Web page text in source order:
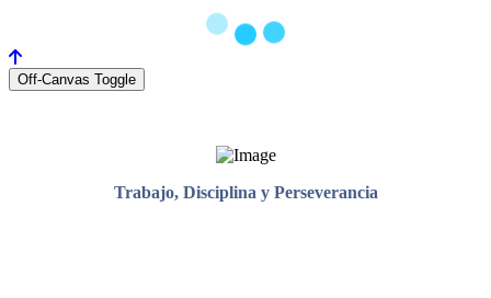
Off-Canvas Toggle
Trabajo, Disciplina y Perseverancia